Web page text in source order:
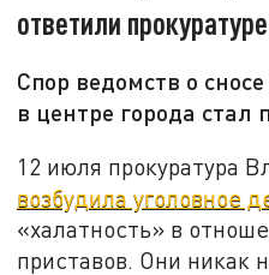
ответили прокуратуре
Спор ведомств о
в центре города стал
12 июля прокуратура
возбудила уголовное
«халатность» в
приставов. Они никак